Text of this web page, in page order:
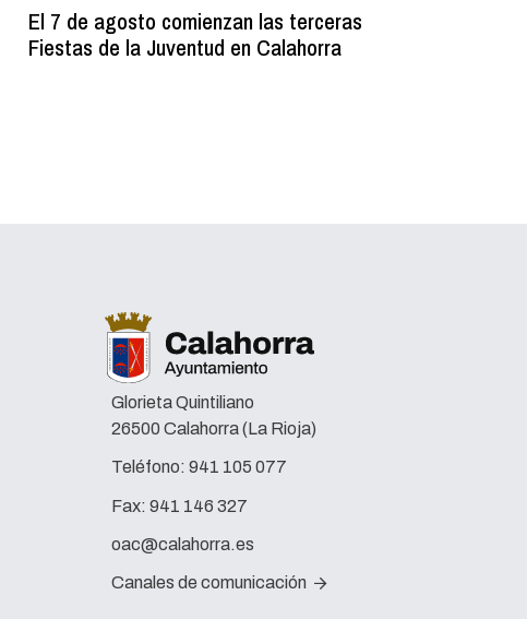
El 7 de agosto comienzan las terceras
Fiestas de la Juventud en Calahorra
Glorieta Quintiliano
26500 Calahorra (La Rioja)
Teléfono: 941 105 077
Fax: 941 146 327
oac@calahorra.es
Canales de comunicación